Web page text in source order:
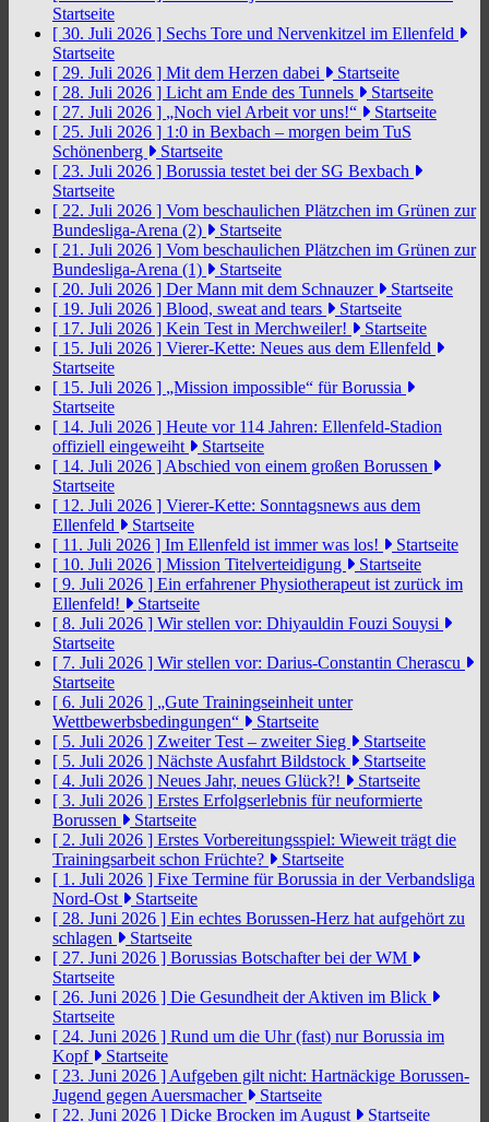
Startseite
[ 30. Juli 2026 ] Sechs Tore und Nervenkitzel im Ellenfeld
Startseite
[ 29. Juli 2026 ] Mit dem Herzen dabei
Startseite
[ 28. Juli 2026 ] Licht am Ende des Tunnels
Startseite
[ 27. Juli 2026 ] „Noch viel Arbeit vor uns!“
Startseite
[ 25. Juli 2026 ] 1:0 in Bexbach – morgen beim TuS
Schönenberg
Startseite
[ 23. Juli 2026 ] Borussia testet bei der SG Bexbach
Startseite
[ 22. Juli 2026 ] Vom beschaulichen Plätzchen im Grünen zur
Bundesliga-Arena (2)
Startseite
[ 21. Juli 2026 ] Vom beschaulichen Plätzchen im Grünen zur
Bundesliga-Arena (1)
Startseite
[ 20. Juli 2026 ] Der Mann mit dem Schnauzer
Startseite
[ 19. Juli 2026 ] Blood, sweat and tears
Startseite
[ 17. Juli 2026 ] Kein Test in Merchweiler!
Startseite
[ 15. Juli 2026 ] Vierer-Kette: Neues aus dem Ellenfeld
Startseite
[ 15. Juli 2026 ] „Mission impossible“ für Borussia
Startseite
[ 14. Juli 2026 ] Heute vor 114 Jahren: Ellenfeld-Stadion
offiziell eingeweiht
Startseite
[ 14. Juli 2026 ] Abschied von einem großen Borussen
Startseite
[ 12. Juli 2026 ] Vierer-Kette: Sonntagsnews aus dem
Ellenfeld
Startseite
[ 11. Juli 2026 ] Im Ellenfeld ist immer was los!
Startseite
[ 10. Juli 2026 ] Mission Titelverteidigung
Startseite
[ 9. Juli 2026 ] Ein erfahrener Physiotherapeut ist zurück im
Ellenfeld!
Startseite
[ 8. Juli 2026 ] Wir stellen vor: Dhiyauldin Fouzi Souysi
Startseite
[ 7. Juli 2026 ] Wir stellen vor: Darius-Constantin Cherascu
Startseite
[ 6. Juli 2026 ] „Gute Trainingseinheit unter
Wettbewerbsbedingungen“
Startseite
[ 5. Juli 2026 ] Zweiter Test – zweiter Sieg
Startseite
[ 5. Juli 2026 ] Nächste Ausfahrt Bildstock
Startseite
[ 4. Juli 2026 ] Neues Jahr, neues Glück?!
Startseite
[ 3. Juli 2026 ] Erstes Erfolgserlebnis für neuformierte
Borussen
Startseite
[ 2. Juli 2026 ] Erstes Vorbereitungsspiel: Wieweit trägt die
Trainingsarbeit schon Früchte?
Startseite
[ 1. Juli 2026 ] Fixe Termine für Borussia in der Verbandsliga
Nord-Ost
Startseite
[ 28. Juni 2026 ] Ein echtes Borussen-Herz hat aufgehört zu
schlagen
Startseite
[ 27. Juni 2026 ] Borussias Botschafter bei der WM
Startseite
[ 26. Juni 2026 ] Die Gesundheit der Aktiven im Blick
Startseite
[ 24. Juni 2026 ] Rund um die Uhr (fast) nur Borussia im
Kopf
Startseite
[ 23. Juni 2026 ] Aufgeben gilt nicht: Hartnäckige Borussen-
Jugend gegen Auersmacher
Startseite
[ 22. Juni 2026 ] Dicke Brocken im August
Startseite